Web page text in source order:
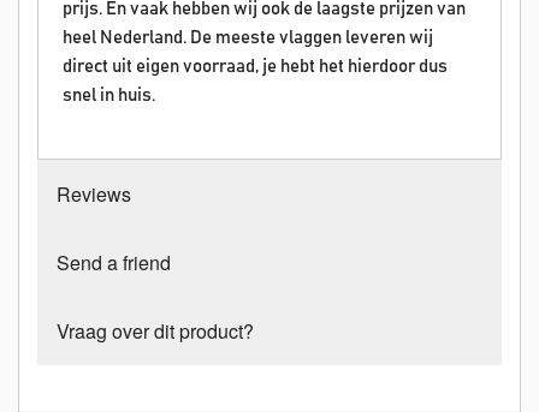
prijs. En vaak hebben wij ook de laagste prijzen van
heel Nederland. De meeste vlaggen leveren wij
direct uit eigen voorraad, je hebt het hierdoor dus
snel in huis.
Reviews
Send a friend
Vraag over dit product?